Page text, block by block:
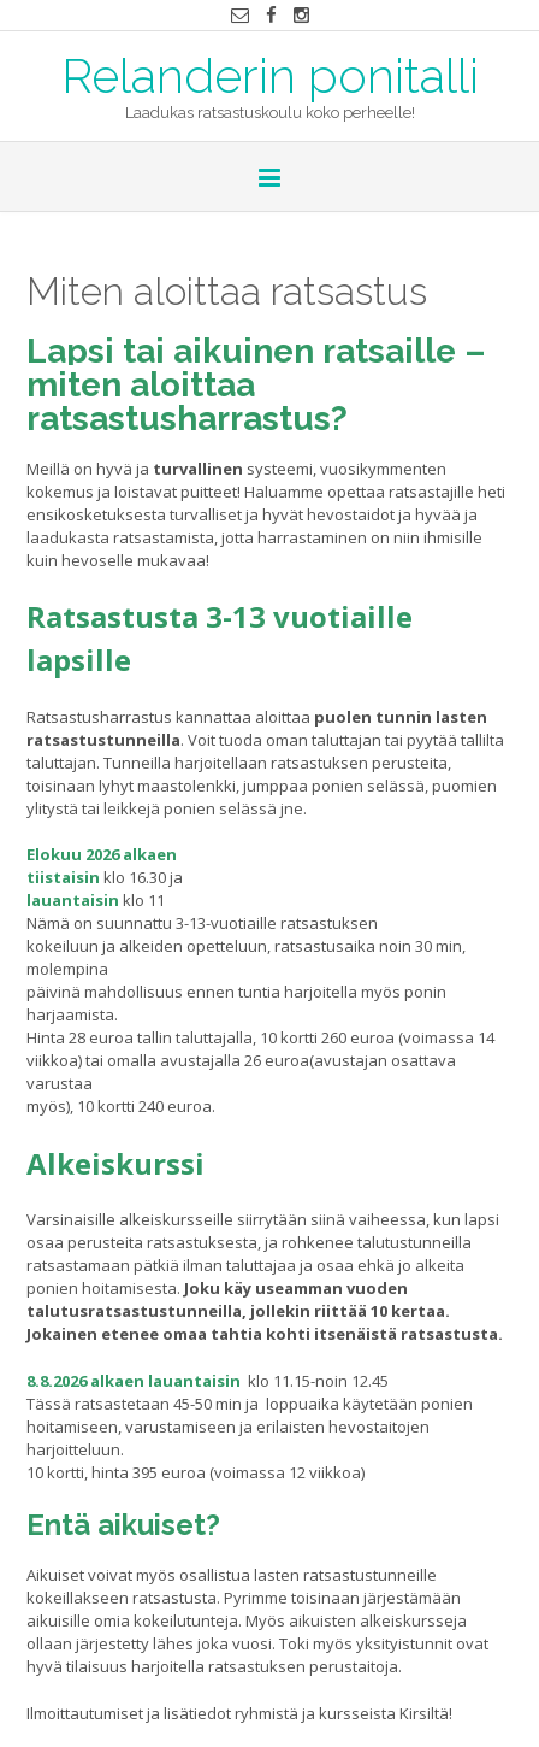
Relanderin ponitalli
Laadukas ratsastuskoulu koko perheelle!
Miten aloittaa ratsastus
Lapsi tai aikuinen ratsaille –
miten aloittaa
ratsastusharrastus?
Meillä on hyvä ja turvallinen systeemi, vuosikymmenten
kokemus ja loistavat puitteet! Haluamme opettaa ratsastajille heti
ensikosketuksesta turvalliset ja hyvät hevostaidot ja hyvää ja
laadukasta ratsastamista, jotta harrastaminen on niin ihmisille
kuin hevoselle mukavaa!
Ratsastusta 3-13 vuotiaille
lapsille
Ratsastusharrastus kannattaa aloittaa puolen tunnin lasten
ratsastustunneilla. Voit tuoda oman taluttajan tai pyytää tallilta
taluttajan. Tunneilla harjoitellaan ratsastuksen perusteita,
toisinaan lyhyt maastolenkki, jumppaa ponien selässä, puomien
ylitystä tai leikkejä ponien selässä jne.
Elokuu 2026 alkaen
tiistaisin klo 16.30 ja
lauantaisin klo 11
Nämä on suunnattu 3-13-vuotiaille ratsastuksen
kokeiluun ja alkeiden opetteluun, ratsastusaika noin 30 min,
molempina
päivinä mahdollisuus ennen tuntia harjoitella myös ponin
harjaamista.
Hinta 28 euroa tallin taluttajalla, 10 kortti 260 euroa (voimassa 14
viikkoa) tai omalla avustajalla 26 euroa(avustajan osattava
varustaa
myös), 10 kortti 240 euroa.
Alkeiskurssi
Varsinaisille alkeiskursseille siirrytään siinä vaiheessa, kun lapsi
osaa perusteita ratsastuksesta, ja rohkenee talutustunneilla
ratsastamaan pätkiä ilman taluttajaa ja osaa ehkä jo alkeita
ponien hoitamisesta. Joku käy useamman vuoden
talutusratsastustunneilla, jollekin riittää 10 kertaa.
Jokainen etenee omaa tahtia kohti itsenäistä ratsastusta.
8.8.2026 alkaen lauantaisin klo 11.15-noin 12.45
Tässä ratsastetaan 45-50 min ja loppuaika käytetään ponien
hoitamiseen, varustamiseen ja erilaisten hevostaitojen
harjoitteluun.
10 kortti, hinta 395 euroa (voimassa 12 viikkoa)
Entä aikuiset?
Aikuiset voivat myös osallistua lasten ratsastustunneille
kokeillakseen ratsastusta. Pyrimme toisinaan järjestämään
aikuisille omia kokeilutunteja. Myös aikuisten alkeiskursseja
ollaan järjestetty lähes joka vuosi. Toki myös yksityistunnit ovat
hyvä tilaisuus harjoitella ratsastuksen perustaitoja.
Ilmoittautumiset ja lisätiedot ryhmistä ja kursseista Kirsiltä!